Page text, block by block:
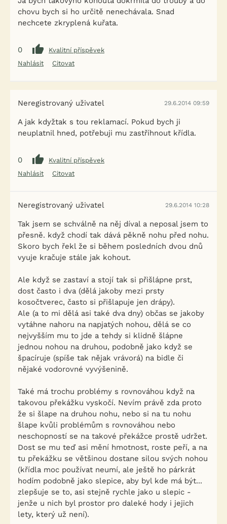
chovu bych si ho určitě nenechávala. Snad
nechcete zkryplená kuřata.
0
Kvalitní příspěvek
Nahlásit
Citovat
Neregistrovaný uživatel 29.6.2014 09:59
A jak kdyžtak s tou reklamací. Pokud bych ji
neuplatnil hned, potřebuji mu zastříhnout křídla.
0
Kvalitní příspěvek
Nahlásit
Citovat
Neregistrovaný uživatel 29.6.2014 10:28
Tak jsem se schválně na něj díval a neposal jsem to
přesně. když chodí tak dává pěkně nohu před nohu.
Skoro bych řekl že si během posledních dvou dnů
vyuje kračuje stále jak kohout.
Ale když se zastaví a stojí tak si přišlápne prst,
dost často i dva (dělá jakoby mezi prsty
kosočtverec, často si přišlapuje jen drápy).
Ale (a to mi dělá asi také dva dny) občas se jakoby
vytáhne nahoru na napjatých nohou, dělá se co
nejvyšším mu to jde a tehdy si klidně šlápne
jednou nohou na druhou, podobně jako když se
špacíruje (spíše tak nějak vrávorá) na bidle či
nějaké vodorovné vyvýšenině.
Také má trochu problémy s rovnováhou když na
takovou překážku vyskočí. Nevím právě zda proto
že si šlape na druhou nohu, nebo si na tu nohu
šlape kvůli problémům s rovnováhou nebo
neschopností se na takové překážce prostě udržet.
Dost se mu teď asi mění hmotnost, roste peří, a na
tu překážku se většinou dostane silou svých nohou
(křídla moc používat neumí, ale ještě ho párkrát
hodím podobně jako slepice, aby byl kde má být...
zlepšuje se to, asi stejně rychle jako u slepic -
jenže u nich byl prostor pro daleké hody i jejich
lety, který už není).